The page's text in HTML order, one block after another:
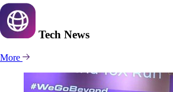
Tech News
More